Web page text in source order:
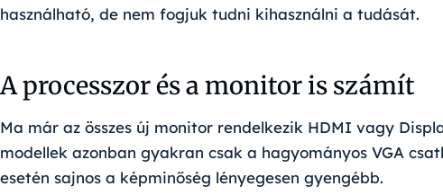
használható, de nem fogjuk tudni kihasználni a tudását.
A processzor és a monitor is számít
Ma már az összes új monitor rendelkezik HDMI vagy
modellek azonban gyakran csak a hagyományos VGA
esetén sajnos a képminőség lényegesen gyengébb.